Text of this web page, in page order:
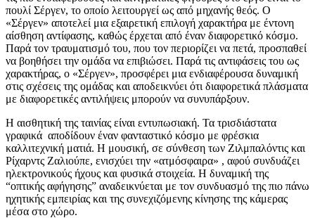
πουλί Σέργεν, το οποίο λειτουργεί ως από μηχανής θεός. Ο
«Σέργεν» αποτελεί μια εξαιρετική επιλογή χαρακτήρα με έντονη
αίσθηση αντίφασης, καθώς έρχεται από έναν διαφορετικό κόσμο.
Παρά τον τραυματισμό του, που τον περιορίζει να πετά, προσπαθεί
να βοηθήσει την ομάδα να επιβιώσει. Παρά τις αντιφάσεις του ως
χαρακτήρας, ο «Σέργεν», προσφέρει μια ενδιαφέρουσα δυναμική
στις σχέσεις της ομάδας και αποδεικνύει ότι διαφορετικά πλάσματα
με διαφορετικές αντιλήψεις μπορούν να συνυπάρξουν.
Η αισθητική της ταινίας είναι εντυπωσιακή. Τα τρισδιάστατα
γραφικά αποδίδουν έναν φανταστικό κόσμο με φρέσκια
καλλιτεχνική ματιά. Η μουσική, σε σύνθεση των Ζιλμπαλόντις και
Ρίχαρντς Ζαλιούπε, ενισχύει την «ατμόσφαιρα» , αφού συνδυάζει
ηλεκτρονικούς ήχους και φυσικά στοιχεία. Η δυναμική της
“οπτικής αφήγησης” αναδεικνύεται με τον συνδυασμό της πιο πάνω
ηχητικής εμπειρίας και της συνεχιζόμενης κίνησης της κάμερας
μέσα στο χώρο.